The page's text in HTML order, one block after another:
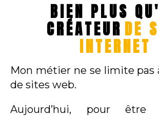
BIEN PLUS
CRÉATEUR DE
INTERNET
Mon métier ne se limite pas
de sites web.
Aujourd’hui, pour